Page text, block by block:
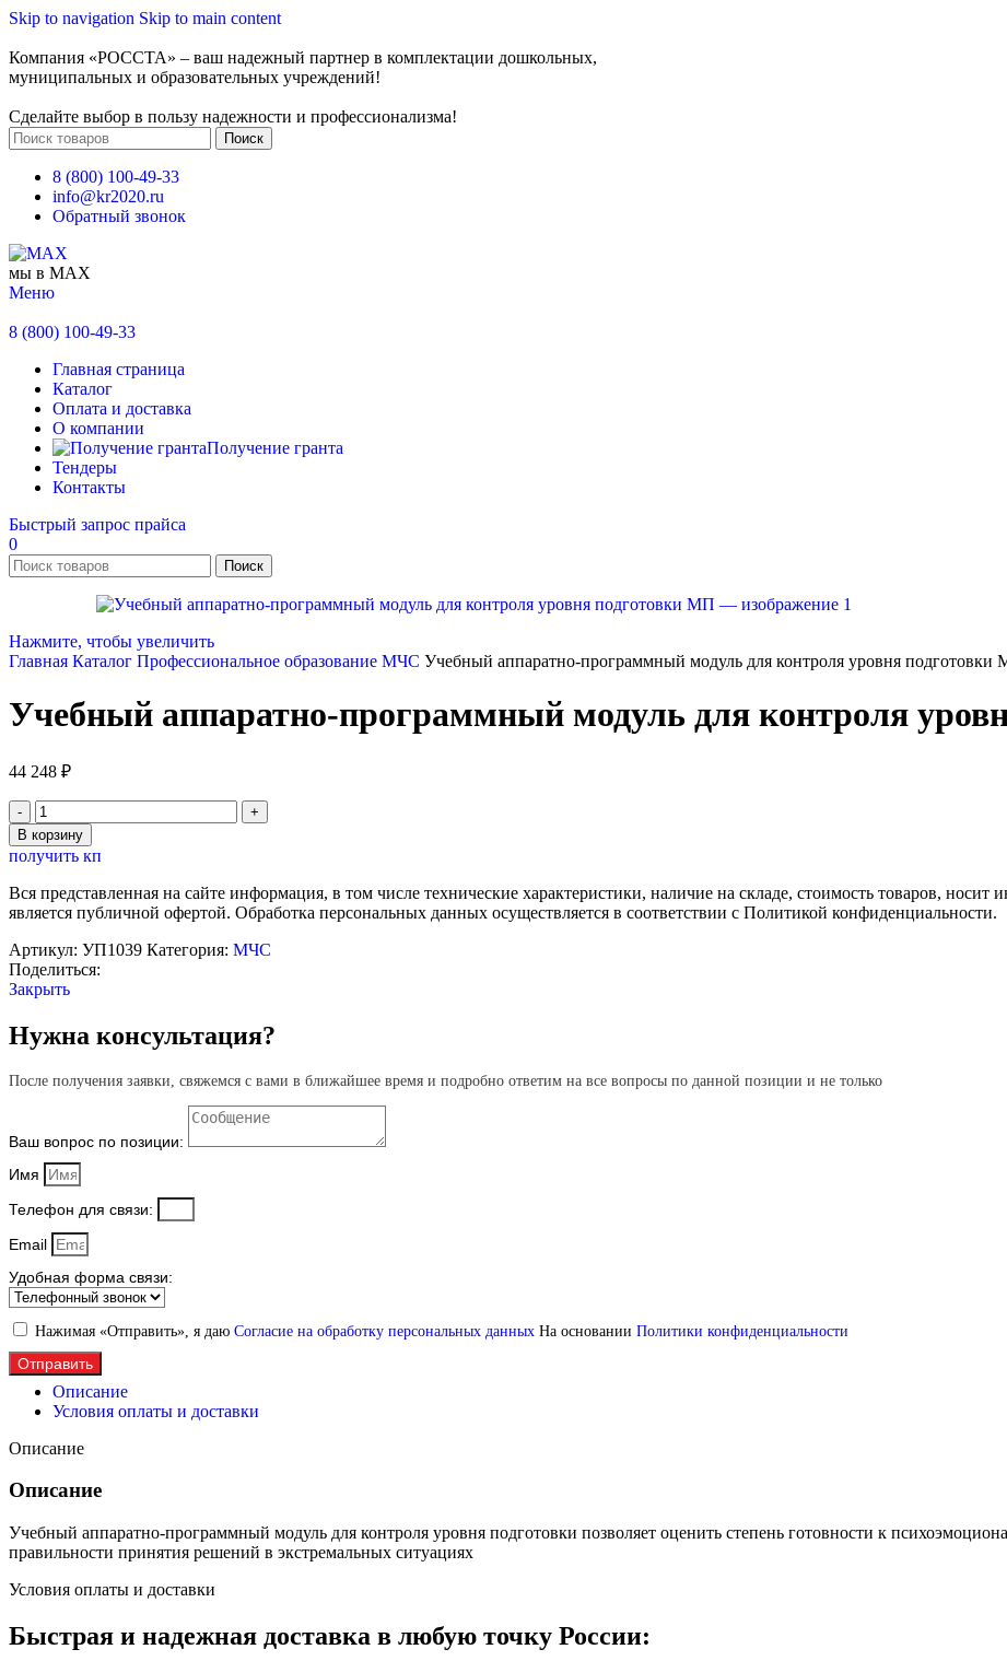
Skip to navigation Skip to main content
Компания «РОССТА» – ваш надежный партнер в комплектации дошкольных,
муниципальных и образовательных учреждений!
Сделайте выбор в пользу надежности и профессионализма!
Поиск
8 (800) 100-49-33
info@kr2020.ru
Обратный звонок
мы в MAX
Меню
8 (800) 100-49-33
Главная страница
Каталог
Оплата и доставка
О компании
Получение гранта
Тендеры
Контакты
Быстрый запрос прайса
0
Поиск
Нажмите, чтобы увеличить
Главная Каталог Профессиональное образование МЧС Учебный аппаратно-программный модуль для контроля уровня подготовки
Учебный аппаратно-программный модуль для контроля
44 248 ₽
Количество
товара
Учебный
аппаратно-
программный
модуль
контроля
уровня
подготовки
В корзину
получить кп
Вся представленная на сайте информация, в том числе технические характеристики, наличие на складе, стоимость товаров,
является публичной офертой. Обработка персональных данных осуществляется в соответствии с Политикой конфиденциальности.
Артикул: УП1039 Категория: МЧС
Поделиться:
Закрыть
Нужна консультация?
После получения заявки, свяжемся с вами в ближайшее время и подробно ответим на все вопросы по данной позиции и не только
Ваш вопрос по позиции:
Имя
Телефон для связи:
Email
Удобная форма связи:
Нажимая «Отправить», я даю Согласие на обработку персональных данных На основании Политики конфиденциальности
Отправить
Описание
Условия оплаты и доставки
Описание
Описание
Учебный аппаратно-программный модуль для контроля уровня подготовки позволяет оценить степень готовности к
правильности принятия решений в экстремальных ситуациях
Условия оплаты и доставки
Быстрая и надежная доставка в любую точку России: